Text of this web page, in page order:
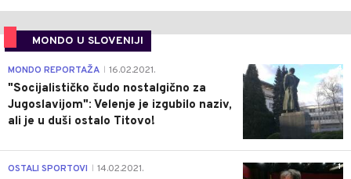
MONDO U SLOVENIJI
4
MONDO REPORTAŽA 16.02.2021.
"Socijalističko čudo nostalgično za
Jugoslavijom": Velenje je izgubilo naziv,
ali je u duši ostalo Titovo!
1
OSTALI SPORTOVI 14.02.2021.